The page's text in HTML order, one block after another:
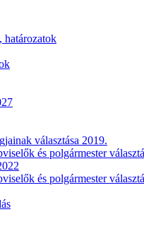
határozatok
választása 2019.
és polgármester
és polgármester